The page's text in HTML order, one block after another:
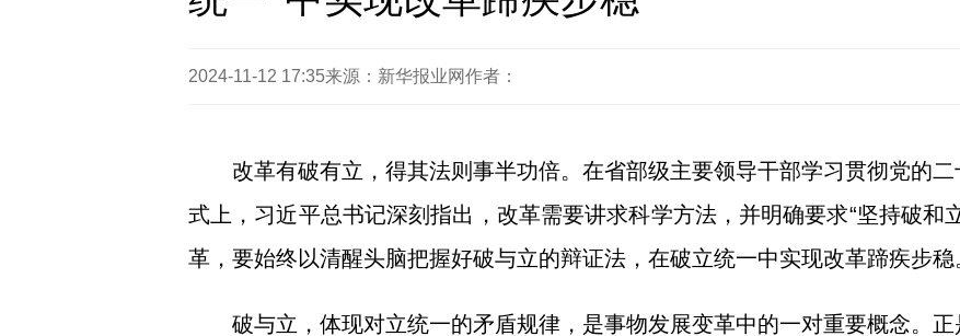
2024-11-12 17:35来源：新华报业网作者：
改革有破有立，得其法则事半功倍。在省部级主要领导干部学习贯彻党的
式上，习近平总书记深刻指出，改革需要讲求科学方法，并明确要求“坚持破和
革，要始终以清醒头脑把握好破与立的辩证法，在破立统一中实现改革蹄疾步稳
破与立，体现对立统一的矛盾规律，是事物发展变革中的一对重要概念。